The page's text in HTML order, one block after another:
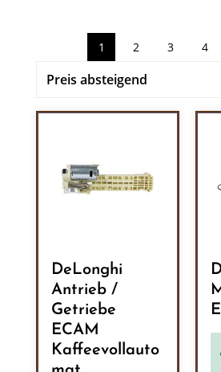
Seite
1 Seite
2 Seite
3 4
DeLonghi
Antrieb /
Getriebe
ECAM
Kaffeevollauto